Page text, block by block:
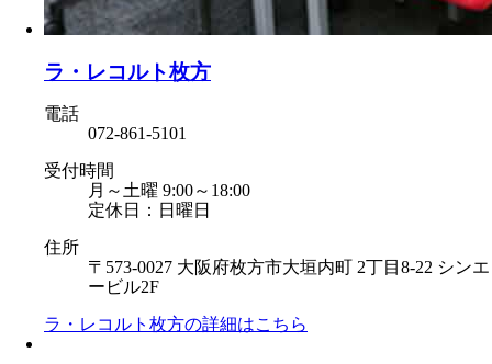
ラ・レコルト枚方
電話
072-861-5101
受付時間
月～土曜 9:00～18:00
定休日：日曜日
住所
〒573-0027 大阪府枚方市大垣内町 2丁目8-22 シンエ
ービル2F
ラ・レコルト枚方の詳細はこちら